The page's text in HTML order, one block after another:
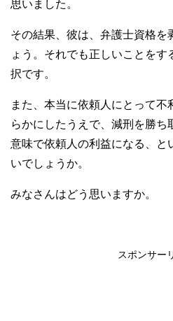
思いました。
その結果、彼は、弁護士資格を
ょう。それでも正しいことを
択です。
また、本当に依頼人にとって不
らかにしたうえで、減刑を勝
意味で依頼人の利益になる、と
いでしょうか。
みなさんはどう思いますか。
スポンサー